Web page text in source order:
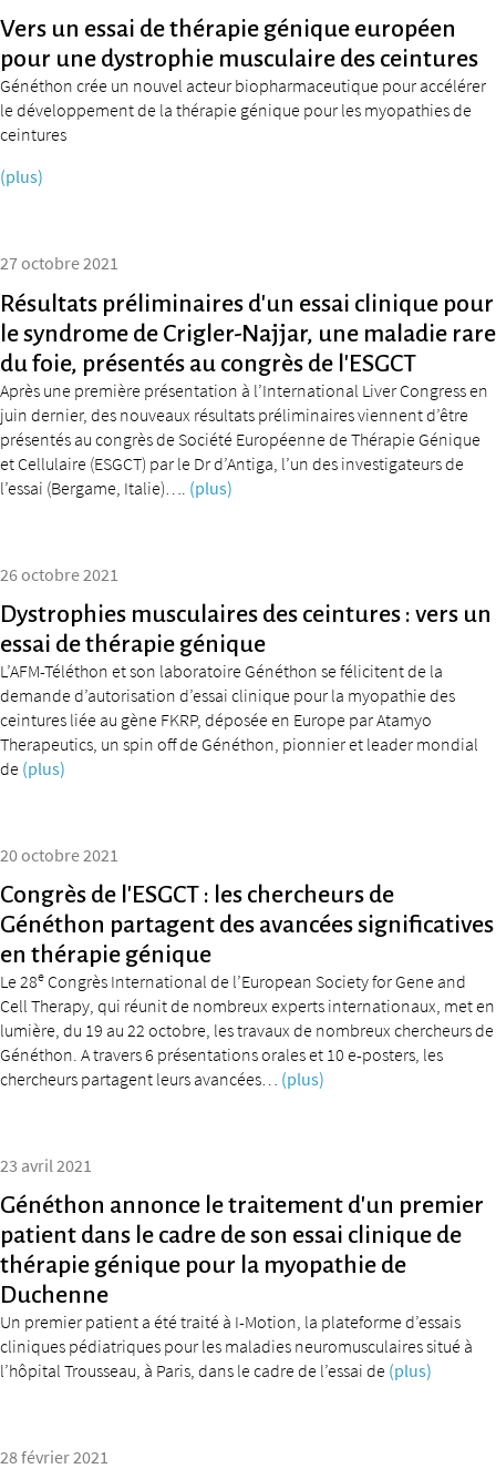
Vers un essai de thérapie génique européen
pour une dystrophie musculaire des ceintures
Généthon crée un nouvel acteur biopharmaceutique pour accélérer
le développement de la thérapie génique pour les myopathies de
ceintures
(plus)
27 octobre 2021
Résultats préliminaires d’un essai clinique pour
le syndrome de Crigler-Najjar, une maladie rare
du foie, présentés au congrès de l’ESGCT
Après une première présentation à l’International Liver Congress en
juin dernier, des nouveaux résultats préliminaires viennent d’être
présentés au congrès de Société Européenne de Thérapie Génique
et Cellulaire (ESGCT) par le Dr d’Antiga, l’un des investigateurs de
l’essai (Bergame, Italie)….
(plus)
26 octobre 2021
Dystrophies musculaires des ceintures : vers un
essai de thérapie génique
L’AFM-Téléthon et son laboratoire Généthon se félicitent de la
demande d’autorisation d’essai clinique pour la myopathie des
ceintures liée au gène FKRP, déposée en Europe par Atamyo
Therapeutics, un spin off de Généthon, pionnier et leader mondial
de (plus)
20 octobre 2021
Congrès de l’ESGCT : les chercheurs de
Généthon partagent des avancées significatives
en thérapie génique
Le 28e Congrès International de l’European Society for Gene and
Cell Therapy, qui réunit de nombreux experts internationaux, met en
lumière, du 19 au 22 octobre, les travaux de nombreux chercheurs de
Généthon. A travers 6 présentations orales et 10 e-posters, les
chercheurs partagent leurs avancées…
(plus)
23 avril 2021
Généthon annonce le traitement d’un premier
patient dans le cadre de son essai clinique de
thérapie génique pour la myopathie de
Duchenne
Un premier patient a été traité à I-Motion, la plateforme d’essais
cliniques pédiatriques pour les maladies neuromusculaires situé à
l’hôpital Trousseau, à Paris, dans le cadre de l’essai de (plus)
28 février 2021